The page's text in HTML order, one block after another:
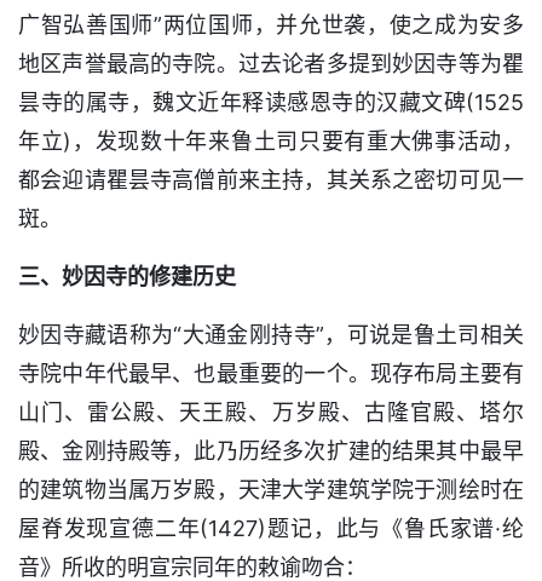
广智弘善国师”两位国师，并允世袭，使之成为安多
地区声誉最高的寺院。过去论者多提到妙因寺等为瞿
昙寺的属寺，魏文近年释读感恩寺的汉藏文碑(1525
年立)，发现数十年来鲁土司只要有重大佛事活动，
都会迎请瞿昙寺高僧前来主持，其关系之密切可见一
斑。
三、妙因寺的修建历史
妙因寺藏语称为“大通金刚持寺”，可说是鲁土司相关
寺院中年代最早、也最重要的一个。现存布局主要有
山门、雷公殿、天王殿、万岁殿、古隆官殿、塔尔
殿、金刚持殿等，此乃历经多次扩建的结果其中最早
的建筑物当属万岁殿，天津大学建筑学院于测绘时在
屋脊发现宣德二年(1427)题记，此与《鲁氏家谱·纶
音》所收的明宣宗同年的敕谕吻合：